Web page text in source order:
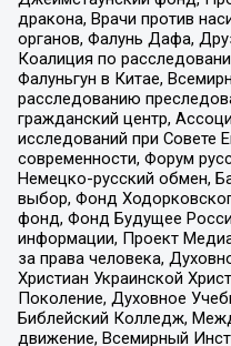
дракона, Врачи против
органов, Фалунь Дафа,
Коалиция по
Фалуньгун в Китае,
расследованию
гражданский центр,
исследований при Совете
современности, Форум
Немецко-русский обмен,
выбор, Фонд
фонд, Фонд Будущее
информации, Проект
за права человека,
Христиан Украинской
Поколение, Духовное
Библейский Колледж,
движение, Всемирный